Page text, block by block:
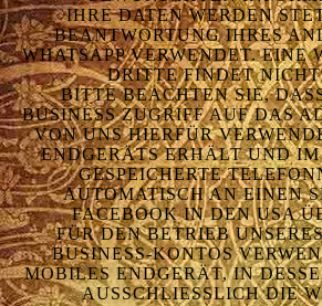
IHRE DATEN WERDEN
BEANTWORTUNG IHRES
WHATSAPP VERWENDET. EINE
DRITTE FINDET NICHT
BITTE BEACHTEN SIE,
BUSINESS ZUGRIFF AUF DAS
VON UNS HIERFÜR
ENDGERÄTS ERHÄLT UND
GESPEICHERTE
AUTOMATISCH AN EINEN
FACEBOOK IN DEN USA
FÜR DEN BETRIEB
BUSINESS-KONTOS
MOBILES ENDGERÄT, IN
AUSSCHLIESSLICH DIE